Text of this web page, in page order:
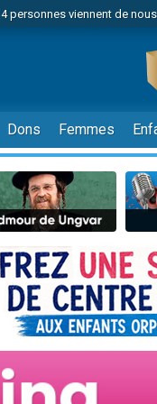
4 personnes viennent de
Odaya vient de donner son
3 personnes viennent de
2 personnes viennent de
30 personnes viennent
Il reste 49 places pour
12 nouvelles musiques
3 personnes viennent de
2 personnes viennent de
3 personnes viennent de
8 personnes viennent de
Dons Femmes